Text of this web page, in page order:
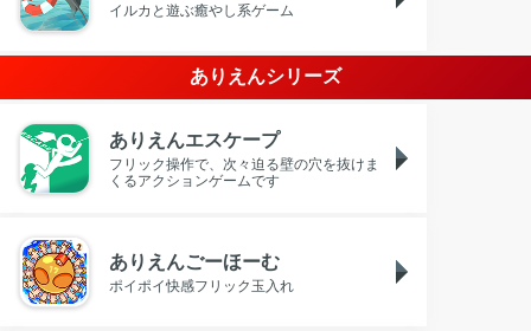
イルカと遊ぶ癒やし系ゲーム
ありえんシリーズ
ありえんエスケープ
フリック操作で、次々迫る壁の穴を抜けま
くるアクションゲームです
ありえんごーほーむ
ポイポイ快感フリック玉入れ